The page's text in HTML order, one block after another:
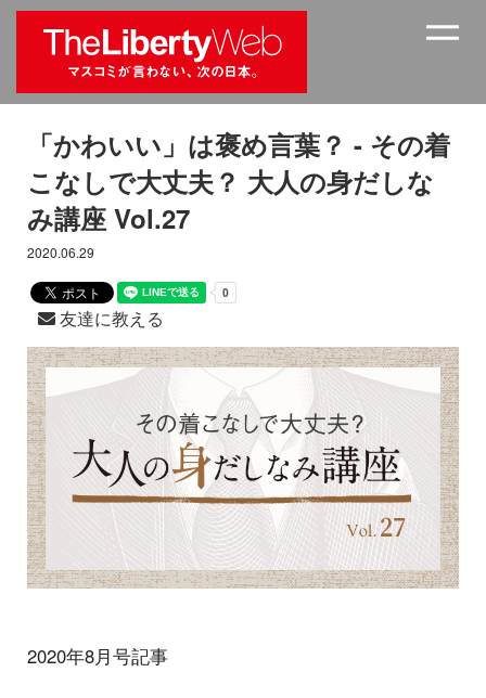
「かわいい」は褒め言葉？ - その着
こなしで大丈夫？ 大人の身だしな
み講座 Vol.27
2020.06.29
友達に教える
2020年8月号記事